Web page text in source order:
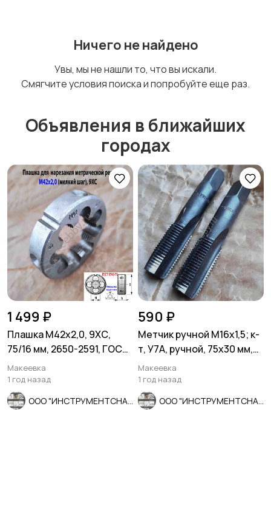
фаркопы
и аксессуары
Мотозапчасти Мотоаксессуары
Ничего не найдено
Увы, мы не нашли то, что вы искали.
Смягчите условия поиска и попробуйте еще раз.
Объявления в ближайших
городах
1 499 ₽
Плашка М42х2,0, 9ХС,
75/16 мм, 2650-2591, ГОСТ
7740-71, СССР.
Макеевка
1 год назад
590 ₽
Метчик ручной М16х1,5; к-
т, У7А, ручной, 75х30 мм,
мелкий шаг, СССР.
Макеевка
1 год назад